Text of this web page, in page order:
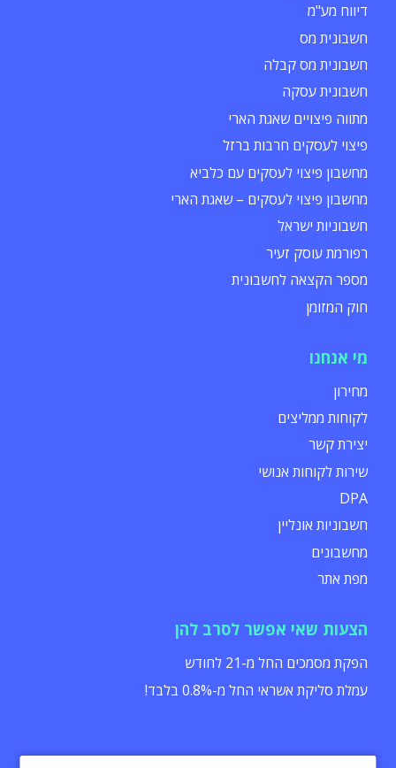
דיווח מע"מ
חשבונית מס
חשבונית מס קבלה
חשבונית עסקה
מתווה פיצויים שאגת הארי
פיצוי לעסקים חרבות ברזל
מחשבון פיצוי לעסקים עם כלביא
מחשבון פיצוי לעסקים – שאגת הארי
חשבוניות ישראל
רפורמת עוסק זעיר
מספר הקצאה לחשבונית
חוק המזומן
מי אנחנו
מחירון
לקוחות ממליצים
יצירת קשר
שירות לקוחות אנושי
DPA
חשבוניות אונליין
מחשבונים
מפת אתר
הצעות שאי אפשר לסרב להן
הפקת מסמכים החל מ-21 לחודש
עמלת סליקת אשראי החל מ-0.8% בלבד!